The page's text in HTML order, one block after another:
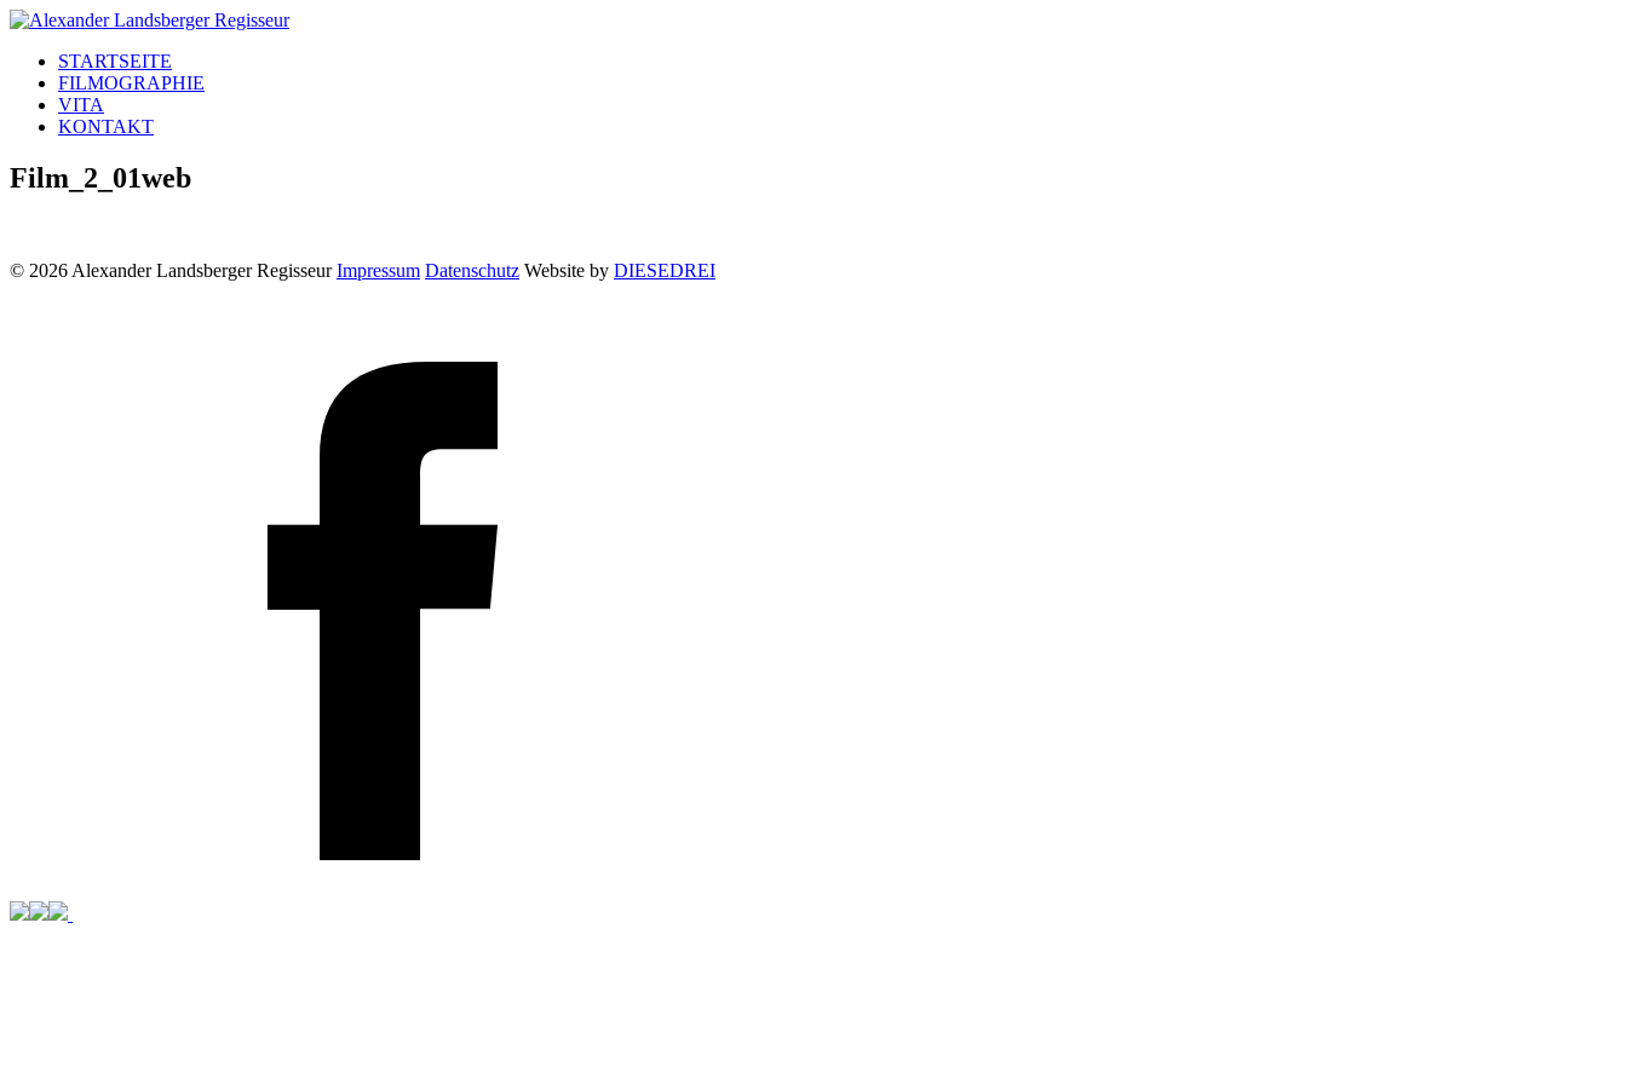
STARTSEITE
FILMOGRAPHIE
VITA
KONTAKT
Film_2_01web
© 2026 Alexander Landsberger Regisseur Impressum Datenschutz Website by DIESEDREI